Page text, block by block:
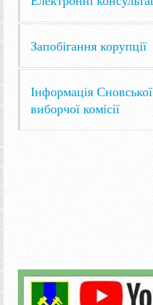
Запобігання корупції
Інформація
виборчої комісії